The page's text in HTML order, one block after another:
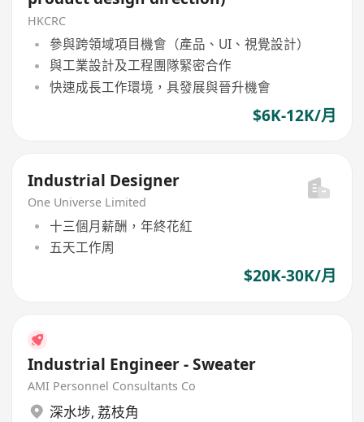
HKCRC
參與跨領域項目機會（產品、UI、視覺設計）
與工業設計及工程團隊緊密合作
快速成長工作環境，具發展與晉升機會
$6K-12K/月
Industrial Designer
One Universe Limited
十三個月薪酬，年終花紅
五天工作周
$20K-30K/月
Industrial Engineer - Sweater
AMI Personnel Consultants Co
深水埗, 荔枝角